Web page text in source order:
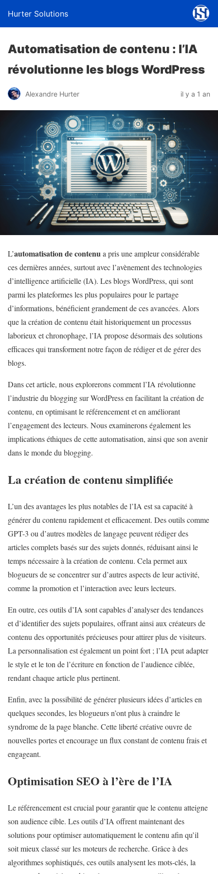
Hurter Solutions
Automatisation de contenu : l’IA
révolutionne les blogs WordPress
Alexandre Hurter il y a 1 an
L’automatisation de contenua pris une ampleur considérable
ces dernières années, surtout avec l’avènement des technologies
d’intelligence artificielle (IA). Les blogs WordPress, qui sont
parmi les plateformes les plus populaires pour le partage
d’informations, bénéficient grandement de ces avancées. Alors
que la création de contenu était historiquement un processus
laborieux et chronophage, l’IA propose désormais des solutions
efficaces qui transforment notre façon de rédiger et de gérer des
blogs.
Dans cet article, nous explorerons comment l’IA révolutionne
l’industrie du blogging sur WordPress en facilitant la création de
contenu, en optimisant le référencement et en améliorant
l’engagement des lecteurs. Nous examinerons également les
implications éthiques de cette automatisation, ainsi que son avenir
dans le monde du blogging.
La création de contenu simplifiée
L’un des avantages les plus notables de l’IA est sa capacité à
générer du contenu rapidement et efficacement. Des outils comme
GPT-3 ou d’autres modèles de langage peuvent rédiger des
articles complets basés sur des sujets donnés, réduisant ainsi le
temps nécessaire à la création de contenu. Cela permet aux
blogueurs de se concentrer sur d’autres aspects de leur activité,
comme la promotion et l’interaction avec leurs lecteurs.
En outre, ces outils d’IA sont capables d’analyser des tendances
et d’identifier des sujets populaires, offrant ainsi aux créateurs de
contenu des opportunités précieuses pour attirer plus de visiteurs.
La personnalisation est également un point fort ; l’IA peut adapter
le style et le ton de l’écriture en fonction de l’audience ciblée,
rendant chaque article plus pertinent.
Enfin, avec la possibilité de générer plusieurs idées d’articles en
quelques secondes, les blogueurs n’ont plus à craindre le
syndrome de la page blanche. Cette liberté créative ouvre de
nouvelles portes et encourage un flux constant de contenu frais et
engageant.
Optimisation SEO à l’ère de l’IA
Le référencement est crucial pour garantir que le contenu atteigne
son audience cible. Les outils d’IA offrent maintenant des
solutions pour optimiser automatiquement le contenu afin qu’il
soit mieux classé sur les moteurs de recherche. Grâce à des
algorithmes sophistiqués, ces outils analysent les mots-clés, la